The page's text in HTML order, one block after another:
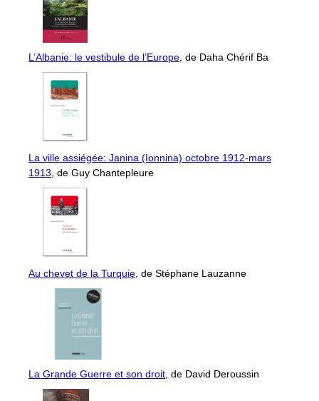
L’Albanie: le vestibule de l’Europe, de Daha Chérif Ba
La ville assiégée: Janina (Ionnina) octobre 1912-mars
1913, de Guy Chantepleure
Au chevet de la Turquie, de Stéphane Lauzanne
La Grande Guerre et son droit, de David Deroussin